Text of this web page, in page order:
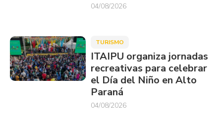
04/08/2026
TURISMO
ITAIPU organiza jornadas
recreativas para celebrar
el Día del Niño en Alto
Paraná
04/08/2026